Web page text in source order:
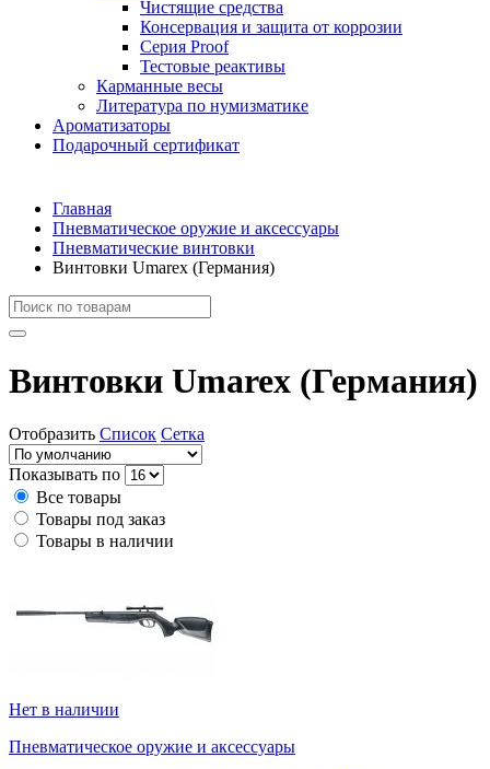
Чистящие средства
Консервация и защита от коррозии
Серия Proof
Тестовые реактивы
Карманные весы
Литература по нумизматике
Ароматизаторы
Подарочный сертификат
Главная
Пневматическое оружие и аксессуары
Пневматические винтовки
Винтовки Umarex (Германия)
Винтовки Umarex (Германия)
Отобразить Список Сетка
Показывать по
Все товары
Товары под заказ
Товары в наличии
Нет в наличии
Пневматическое оружие и аксессуары